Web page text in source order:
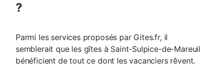
?
Parmi les services proposés par Gites.fr, il
semblerait que les gîtes à Saint-Sulpice-de-Mareuil
bénéficient de tout ce dont les vacanciers rêvent.